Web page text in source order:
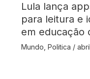
Lula lança
para leitura e
em educação
Mundo Politica /